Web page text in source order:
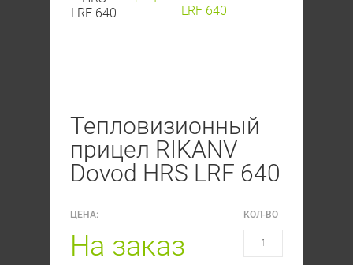
Тепловизионный
прицел RIKANV
Dovod HRS LRF 640
ЦЕНА:
На заказ
КОЛ-ВО